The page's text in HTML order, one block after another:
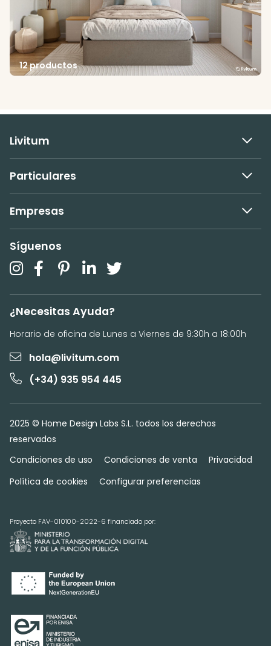
12 productos
Livitum
Particulares
Empresas
Síguenos
¿Necesitas Ayuda?
Horario de oficina de Lunes a Viernes de 9:30h a 18:00h
hola@livitum.com
(+34) 935 954 445
2025 © Home Design Labs S.L. todos los derechos
reservados
Condiciones de uso
Condiciones de venta
Privacidad
Política de cookies
Configurar preferencias
Proyecto FAV-010100-2022-6 financiado por: